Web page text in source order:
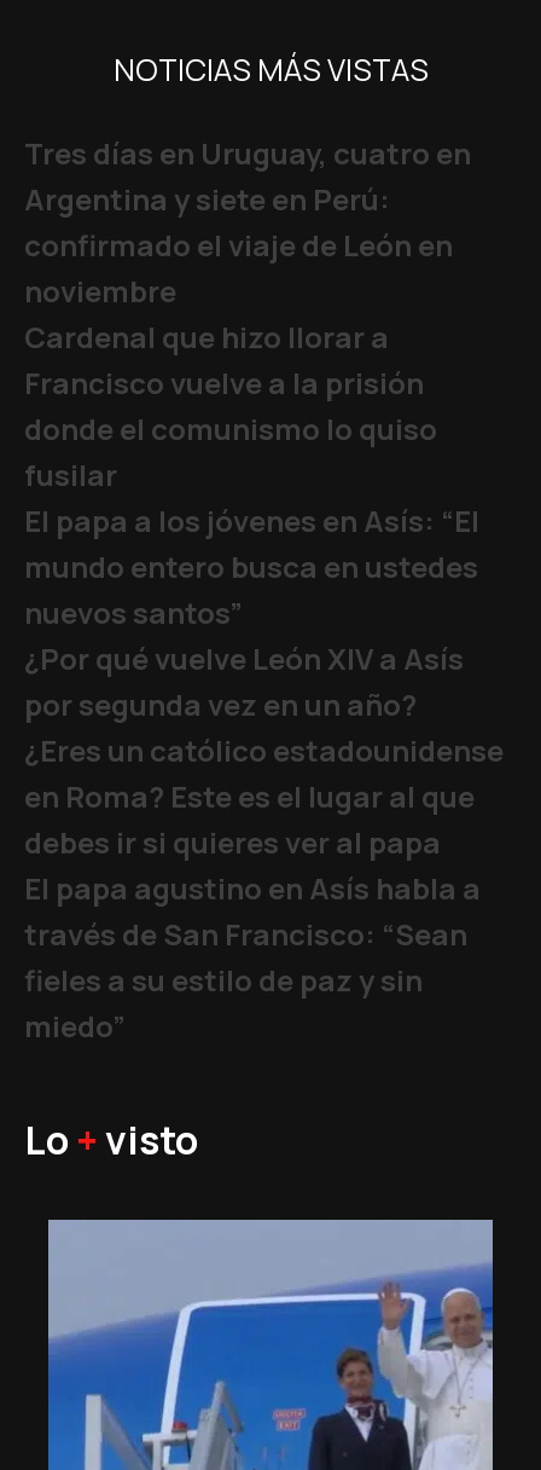
NOTICIAS MÁS VISTAS
Tres días en Uruguay, cuatro en
Argentina y siete en Perú:
confirmado el viaje de León en
noviembre
Cardenal que hizo llorar a
Francisco vuelve a la prisión
donde el comunismo lo quiso
fusilar
El papa a los jóvenes en Asís: “El
mundo entero busca en ustedes
nuevos santos”
¿Por qué vuelve León XIV a Asís
por segunda vez en un año?
¿Eres un católico estadounidense
en Roma? Este es el lugar al que
debes ir si quieres ver al papa
El papa agustino en Asís habla a
través de San Francisco: “Sean
fieles a su estilo de paz y sin
miedo”
Lo +visto